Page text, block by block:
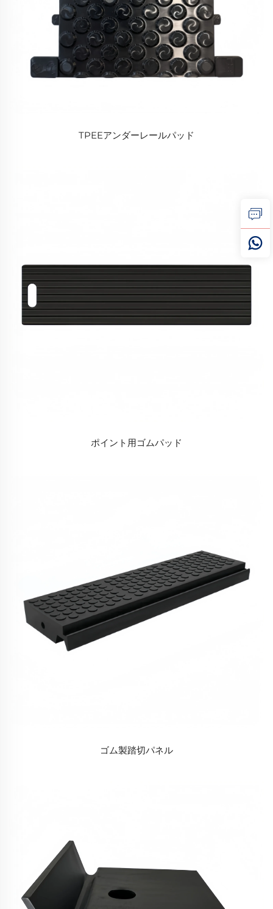
TPEEアンダーレールパッド
ポイント用ゴムパッド
ゴム製踏切パネル